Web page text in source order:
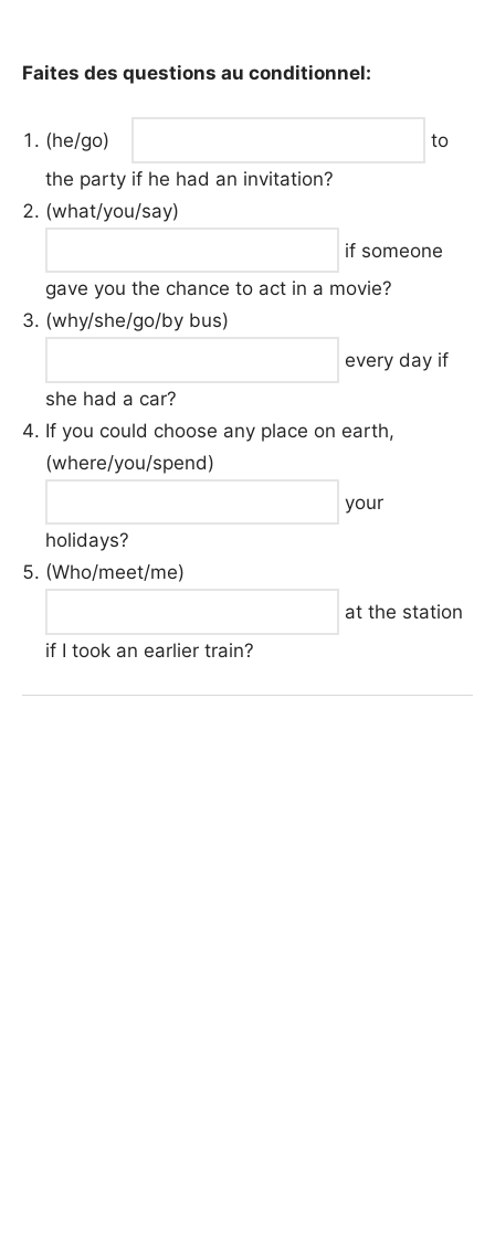
Faites des questions au conditionnel:
(he/go)
to
the party if he had an invitation?
(what/you/say)
if someone
gave you the chance to act in a movie?
(why/she/go/by bus)
every day if
she had a car?
If you could choose any place on earth,
(where/you/spend)
your
holidays?
(Who/meet/me)
at the station
if I took an earlier train?